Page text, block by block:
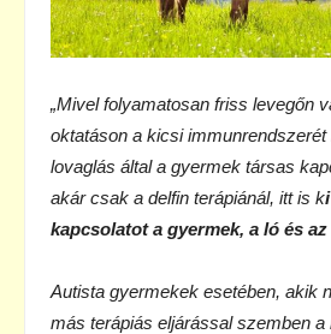
„Mivel folyamatosan friss levegőn
oktatáson a kicsi immunrendszerét
lovaglás által a gyermek társas
akár csak a delfin terápiánál, itt is k
kapcsolatot a gyermek, a ló és
Autista gyermekek esetében, akik
más terápiás eljárással szemben a